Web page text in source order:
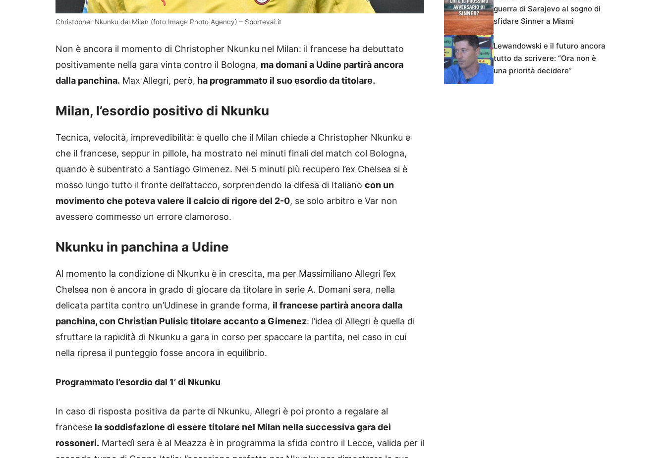
Christopher Nkunku del Milan (foto Image Photo Agency) – Sportevai.it
Non è ancora il momento di Christopher Nkunku nel Milan: il francese ha debuttato
positivamente nella gara vinta contro il Bologna, ma domani a Udine partirà ancora
dalla panchina. Max Allegri, però, ha programmato il suo esordio da titolare.
Milan, l’esordio positivo di Nkunku
Tecnica, velocità, imprevedibilità: è quello che il Milan chiede a Christopher Nkunku e
che il francese, seppur in pillole, ha mostrato nei minuti finali del match col Bologna,
quando è subentrato a Santiago Gimenez. Nei 5 minuti più recupero l’ex Chelsea si è
mosso lungo tutto il fronte dell’attacco, sorprendendo la difesa di Italiano con un
movimento che poteva valere il calcio di rigore del 2-0, se solo arbitro e Var non
avessero commesso un errore clamoroso.
Nkunku in panchina a Udine
Al momento la condizione di Nkunku è in crescita, ma per Massimiliano Allegri l’ex
Chelsea non è ancora in grado di giocare da titolare in serie A. Domani sera, nella
delicata partita contro un’Udinese in grande forma, il francese partirà ancora dalla
panchina, con Christian Pulisic titolare accanto a Gimenez: l’idea di Allegri è quella di
sfruttare la rapidità di Nkunku a gara in corso per spaccare la partita, nel caso in cui
nella ripresa il punteggio fosse ancora in equilibrio.
Programmato l’esordio dal 1’ di Nkunku
In caso di risposta positiva da parte di Nkunku, Allegri è poi pronto a regalare al
francese la soddisfazione di essere titolare nel Milan nella successiva gara dei
rossoneri. Martedì sera è al Meazza è in programma la sfida contro il Lecce, valida per il
guerra di Sarajevo al sogno di
sfidare Sinner a Miami
Lewandowski e il futuro ancora
tutto da scrivere: “Ora non è
una priorità decidere”